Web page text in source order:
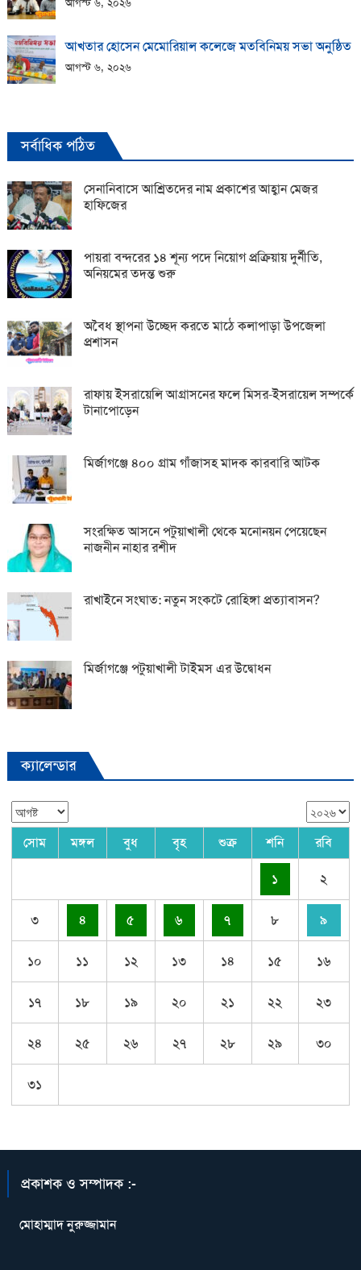
আখতার হোসেন মেমোরিয়াল কলেজে মতবিনিময় সভা অনুষ্ঠিত
আগস্ট ৬, ২০২৬
সর্বাধিক পঠিত
সেনানিবাসে আশ্রিতদের নাম প্রকাশের আহ্বান মেজর
হাফিজের
পায়রা বন্দরের ১৪ শূন্য পদে নিয়োগ প্রক্রিয়ায় দুর্নীতি,
অনিয়মের তদন্ত শুরু
অবৈধ স্থাপনা উচ্ছেদ করতে মাঠে কলাপাড়া উপজেলা
প্রশাসন
রাফায় ইসরায়েলি আগ্রাসনের ফলে মিসর-ইসরায়েল সম্পর্কে
টানাপোড়েন
মির্জাগঞ্জে ৪০০ গ্রাম গাঁজাসহ মাদক কারবারি আটক
সংরক্ষিত আসনে পটুয়াখালী থেকে মনোনয়ন পেয়েছেন
নাজনীন নাহার রশীদ
রাখাইনে সংঘাত: নতুন সংকটে রোহিঙ্গা প্রত্যাবাসন?
মির্জাগঞ্জে পটুয়াখালী টাইমস এর উদ্বোধন
ক্যালেন্ডার
সোম মঙ্গল বুধ বৃহ শুক্র শনি রবি
১ ২
৩ ৪ ৫ ৬ ৭ ৮ ৯
১০ ১১ ১২ ১৩ ১৪ ১৫ ১৬
১৭ ১৮ ১৯ ২০ ২১ ২২ ২৩
২৪ ২৫ ২৬ ২৭ ২৮ ২৯ ৩০
৩১
প্রকাশক ও সম্পাদক :-
মোহাম্মাদ নুরুজ্জামান